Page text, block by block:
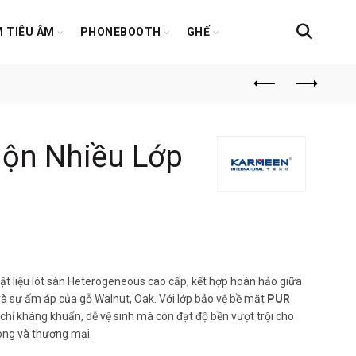
TIÊU ÂM PHONEBOOTH GHẾ
Nhiều Lớp
liệu lót sàn Heterogeneous cao cấp, kết hợp hoàn hảo giữa
sự ấm áp của gỗ Walnut, Oak. Với lớp bảo vệ bề mặt PUR
kháng khuẩn, dễ vệ sinh mà còn đạt độ bền vượt trội cho
và thương mại.